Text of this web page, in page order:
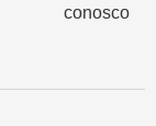
conosco